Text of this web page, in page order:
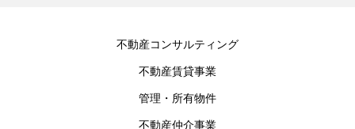
不動産コンサルティング
不動産賃貸事業
管理・所有物件
不動産仲介事業